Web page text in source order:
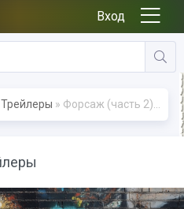
Вход
Трейлеры » Форсаж (часть 2) - Трейлеры